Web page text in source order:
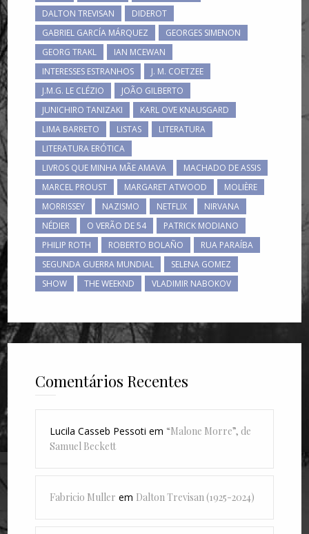
DALTON TREVISAN
DIDEROT
GABRIEL GARCÍA MÁRQUEZ
GEORGES SIMENON
GEORG TRAKL
IAN MCEWAN
INTERESSES ESTRANHOS
J. M. COETZEE
J.M.G. LE CLÉZIO
JOÃO GILBERTO
JUNICHIRO TANIZAKI
KARL OVE KNAUSGARD
LIMA BARRETO
LISTAS
LITERATURA
LITERATURA ERÓTICA
LIVROS QUE MINHA MÃE AMAVA
MACHADO DE ASSIS
MARCEL PROUST
MARGARET ATWOOD
MOLIÈRE
MORRISSEY
NAZISMO NETFLIX
NIRVANA
NÉDIER
O VERÃO DE 54
PATRICK MODIANO
PHILIP ROTH
ROBERTO BOLAÑO
RUA PARAÍBA
SEGUNDA GUERRA MUNDIAL
SELENA GOMEZ
SHOW
THE WEEKND VLADIMIR NABOKOV
Comentários Recentes
Lucila Casseb Pessoti em “Malone Morre”, de
Samuel Beckett
Fabricio Muller em Dalton Trevisan (1925-2024)